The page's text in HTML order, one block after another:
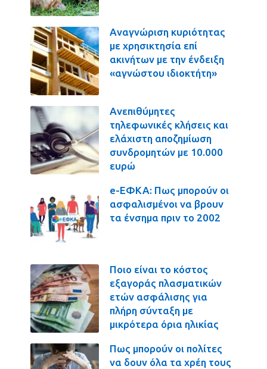
Αναγνώριση κυριότητας
με χρησικτησία επί
ακινήτων με την ένδειξη
«αγνώστου ιδιοκτήτη»
Ανεπιθύμητες
τηλεφωνικές κλήσεις και
ελάχιστη αποζημίωση
συνδρομητών με 10.000
ευρώ
e-ΕΦΚΑ: Πως μπορούν οι
ασφαλισμένοι να βρουν
τα ένσημα πριν το 2002
Ποιο είναι το κόστος
εξαγοράς πλασματικών
ετών ασφάλισης για
πλήρη σύνταξη με
μικρότερα όρια ηλικίας
Πως μπορούν οι πολίτες
να δουν όλα τα χρέη τους